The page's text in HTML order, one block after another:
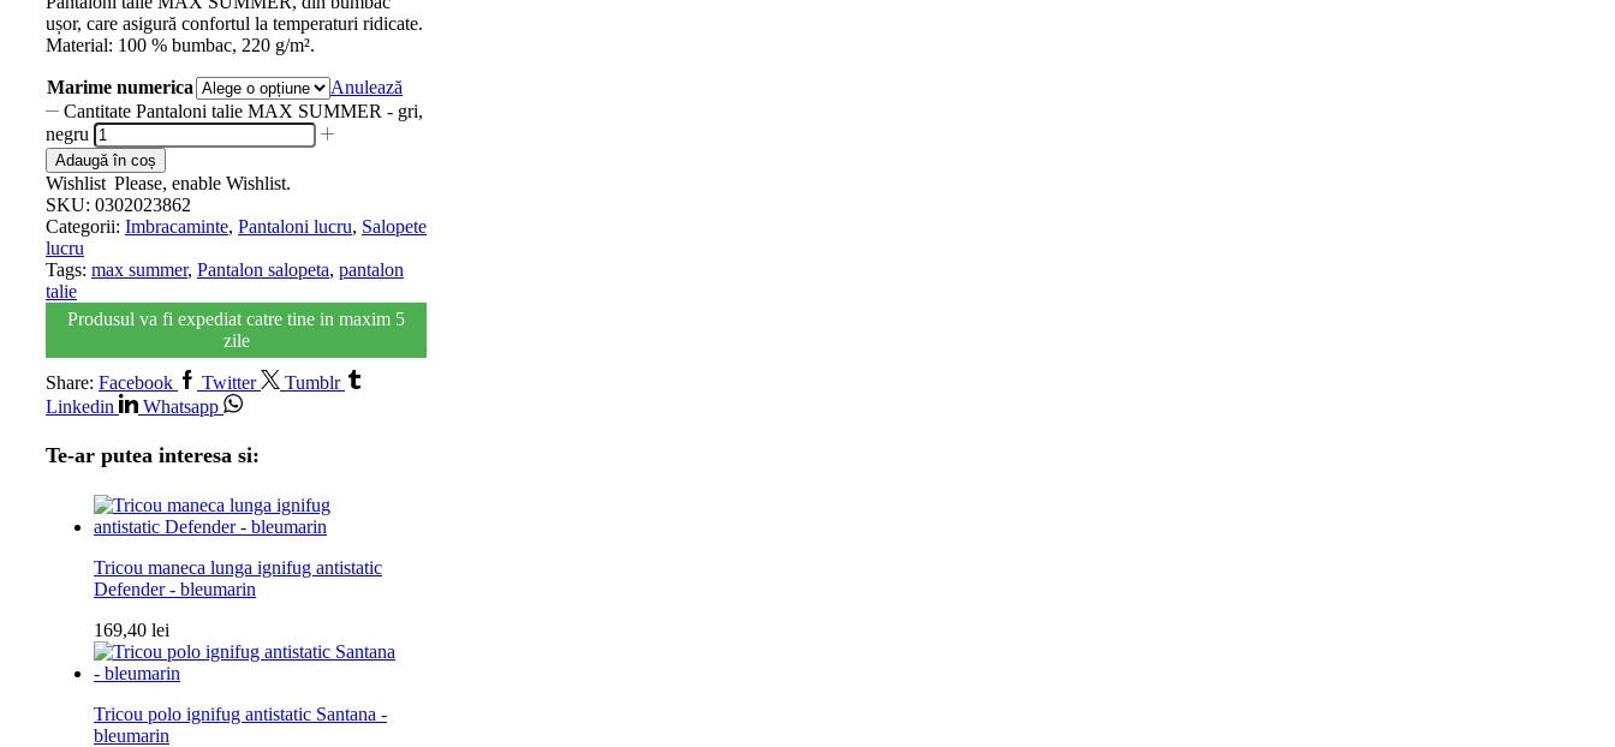
ușor, care asigură confortul la temperaturi ridicate.
Material: 100 % bumbac, 220 g/m².
Marime numerica
Anulează
Cantitate Pantaloni talie MAX SUMMER - gri,
negru
Adaugă în coș
Wishlist Please, enable Wishlist.
SKU: 0302023862
Categorii: Imbracaminte, Pantaloni lucru, Salopete
lucru
Tags: max summer, Pantalon salopeta, pantalon
talie
Produsul va fi expediat catre tine in maxim 5
zile
Share: Facebook Twitter
Tumblr
Linkedin
Whatsapp
Te-ar putea interesa si:
Tricou maneca lunga ignifug antistatic
Defender - bleumarin
169,40 lei
Tricou polo ignifug antistatic Santana -
bleumarin